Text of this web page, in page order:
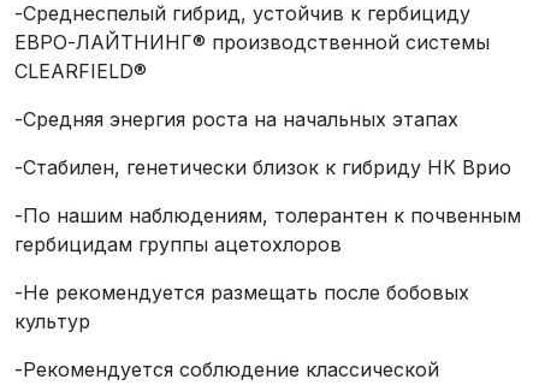
-Среднеспелый гибрид, устойчив к гербициду
ЕВРО-ЛАЙТНИНГ® производственной системы
CLEARFIELD®
-Средняя энергия роста на начальных этапах
-Стабилен, генетически близок к гибриду НК Врио
-По нашим наблюдениям, толерантен к почвенным
гербицидам группы ацетохлоров
-Не рекомендуется размещать после бобовых
культур
-Рекомендуется соблюдение классической